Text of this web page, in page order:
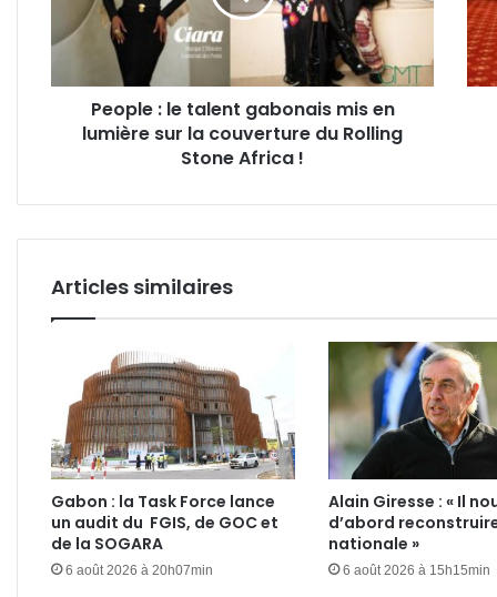
en
sur
couverture
Stone
People : le talent gabonais mis en
lumière sur la couverture du Rolling
Stone Africa !
de
la
loi
sur
Articles similaires
Gabon : la Task Force lance
un audit du FGIS, de GOC et
de la SOGARA
6 août 2026 à 20h07min
Alain Giresse : « Il
d’abord
nationale »
6 août 2026 à 15h15min